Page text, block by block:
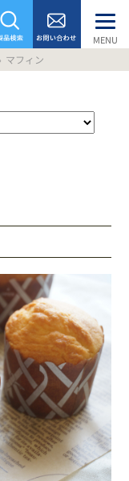
MENU
マフィン